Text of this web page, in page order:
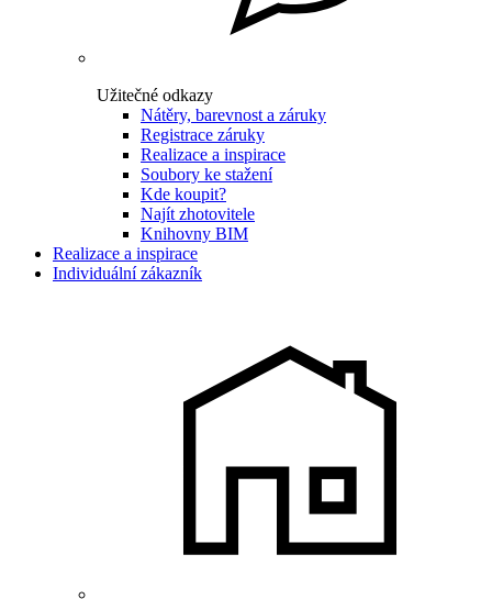
Užitečné odkazy
Nátěry, barevnost a záruky
Registrace záruky
Realizace a inspirace
Soubory ke stažení
Kde koupit?
Najít zhotovitele
Knihovny BIM
Realizace a inspirace
Individuální zákazník